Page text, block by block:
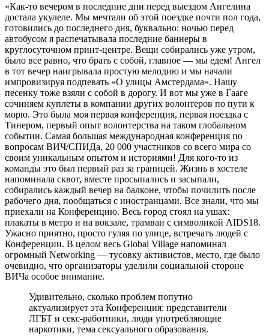
«Как-то вечером в последние дни перед выездом Ангелина
достала укулеле. Мы мечтали об этой поездке почти пол года,
готовились до последнего дня, буквально: ночью перед
автобусом я распечатывала последние баннеры в
круглосуточном принт-центре. Вещи собирались уже утром,
было все равно, что брать с собой, главное — мы едем! Ангел
в тот вечер наигрывала простую мелодию и мы начали
импровизируя подпевать «О улицы Амстердама». Нашу
песенку тоже взяли с собой в дорогу. И вот мы уже в Гааге
сочиняем куплеты в компании других волонтеров по пути к
морю. Это была моя первая конференция, первая поездка с
Тинером, первый опыт волонтерства на таком глобальном
событии. Самая большая международная конференция по
вопросам ВИЧ/СПИДа, 20 000 участников со всего мира со
своим уникальным опытом и историями! Для кого-то из
команды это был первый раз за границей. Жизнь в хостеле
напоминала сквот, вместе просыпались и засыпали,
собирались каждый вечер на балконе, чтобы почилить после
рабочего дня, пообщаться с иностранцами. Все знали, что мы
приехали на Конференцию. Весь город стоял на ушах:
плакаты в метро и на вокзале, трамваи с символикой AIDS18.
Ужасно приятно, просто гуляя по улице, встречать людей с
Конференции. В целом весь Global Village напоминал
огромный Networking — тусовку активистов, место, где было
очевидно, что организаторы уделили социальной стороне
ВИЧа особое внимание.
Удивительно, сколько проблем попутно
актуализирует эта Конференция: представители
ЛГБТ и секс-работники, люди употребляющие
наркотики, тема сексуального образования.